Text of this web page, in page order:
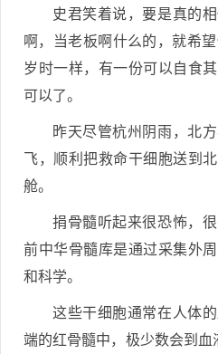
史君笑着说，要是真的
啊，当老板啊什么的，就希
岁时一样，有一份可以自食
可以了。
昨天尽管杭州阴雨，北
飞，顺利把救命干细胞送到
舱。
捐骨髓听起来很恐怖，
前中华骨髓库是通过采集外
和科学。
这些干细胞通常在人体
端的红骨髓中，极少数会到血